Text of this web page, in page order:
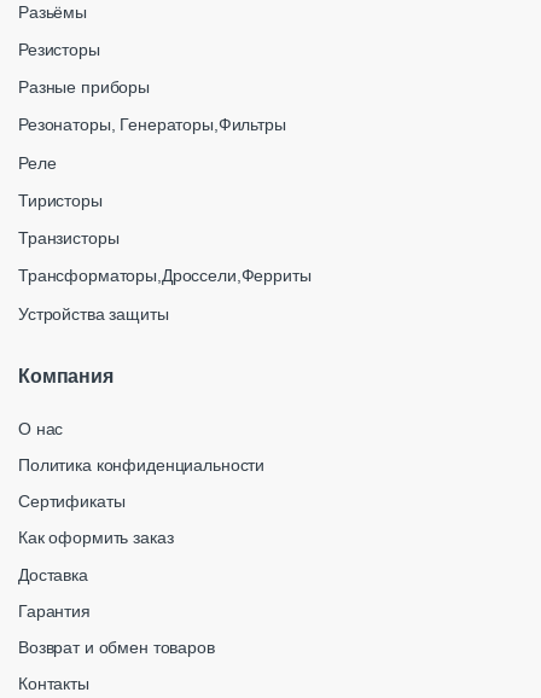
Разьёмы
Резисторы
Разные приборы
Резонаторы, Генераторы,Фильтры
Реле
Тиристоры
Транзисторы
Трансформаторы,Дроссели,Ферриты
Устройства защиты
Компания
О нас
Политика конфиденциальности
Сертификаты
Как оформить заказ
Доставка
Гарантия
Возврат и обмен товаров
Контакты